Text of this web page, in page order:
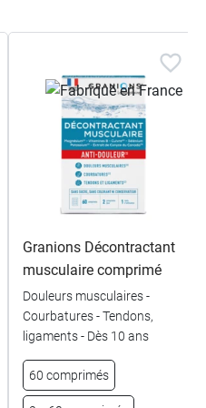
Granions Décontractant
musculaire comprimé
Douleurs musculaires -
Courbatures - Tendons,
ligaments - Dès 10 ans
60 comprimés